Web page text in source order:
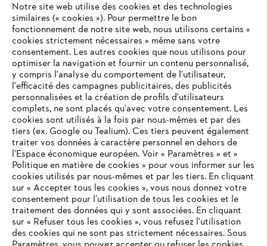
#STIHL
L'Entreprise
STIHL FAQ
Contact
VOTRE NAVIGATEUR INTERNET
N'EST PLUS PRIS EN CHARGE
Notre site web utilise des cookies et des technologies
similaires (« cookies »). Pour permettre le bon
fonctionnement de notre site web, nous utilisons certains «
cookies strictement nécessaires » même sans votre
consentement. Les autres cookies que nous utilisons pour
optimiser la navigation et fournir un contenu personnalisé,
y compris l'analyse du comportement de l'utilisateur,
l'efficacité des campagnes publicitaires, des publicités
personnalisées et la création de profils d'utilisateurs
complets, ne sont placés qu'avec votre consentement. Les
cookies sont utilisés à la fois par nous-mêmes et par des
tiers (ex. Google ou Tealium). Ces tiers peuvent également
traiter vos données à caractère personnel en dehors de
l’Espace économique européen. Voir « Paramètres » et «
Politique en matière de cookies » pour vous informer sur les
cookies utilisés par nous-mêmes et par les tiers. En cliquant
sur « Accepter tous les cookies », vous nous donnez votre
consentement pour l’utilisation de tous les cookies et le
traitement des données qui y sont associées. En cliquant
sur « Refuser tous les cookies », vous refusez l'utilisation
des cookies qui ne sont pas strictement nécessaires. Sous